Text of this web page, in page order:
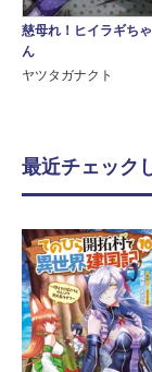
慈母れ！ヒイラギちゃ
ん
ヤツタガナクト
最近チェック